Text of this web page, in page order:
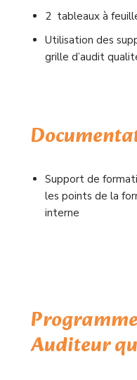
2 tableaux à
Utilisation des
grille d’audit
Support de
les points de la
interne
Auditeur